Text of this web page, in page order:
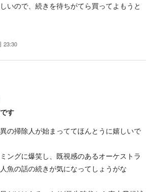
いので、続きを待ちがてら買ってよもうと
23:30
す
の掃除人が始まっててほんとうに嬉しいで
ングに爆笑し、既視感のあるオーケストラ
魚の話の続きが気になってしょうがな